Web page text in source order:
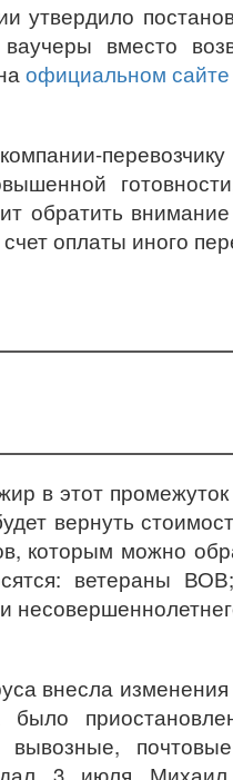
утвердило
вместо
официальном сайте
обратить
оплаты иного
в этот
вернуть
которым можно
ветераны
внесла
вывозные,